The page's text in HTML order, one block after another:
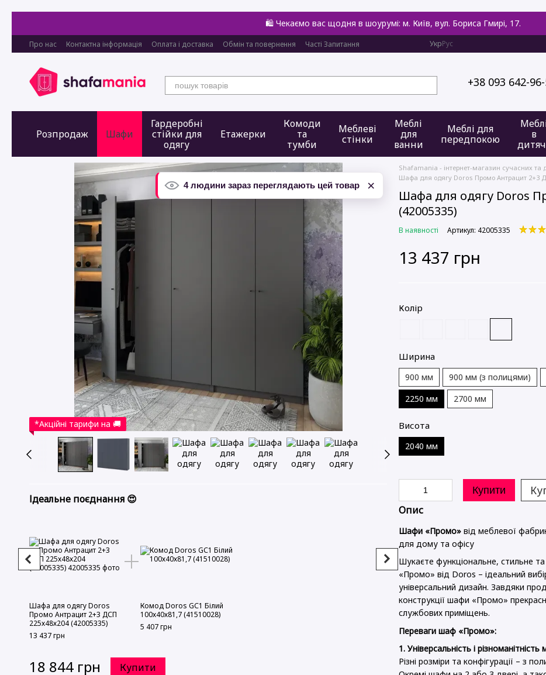
🛍️ Чекаємо вас щодня в шоурумі: м. Київ, вул. Бориса Гмирі, 17.
Про нас Контактна інформація Оплата і доставка Обмін та повернення Часті Запитання УкрРус
+38 093 642-
Розпродаж Шафи
Гардеробні
стійки для
одягу
Етажерки
Комоди
та
тумби
Меблеві
стінки
Меблі
для
ванни
Меблі для
передпокою
в
*Акційні тарифи на 🚚
Ідеальне поєднання 😍
Шафа для одягу Doros
Промо Антрацит 2+3 ДСП
225х48х204 (42005335)
13 437 грн
Комод Doros GС1 Білий
100х40х81,7 (41510028)
5 407 грн
18 844 грн Купити
Ідеальне поєднання 😍
Шафа для одягу Doros
Промо Антрацит 2+3 ДСП
13 437 грн
Комод Doros
18 402 грн Купити
4 людини зараз переглядають цей товар ×
Shafamania - інтернет-магазин сучасних та
Шафа для одягу Doros Промо Антрацит 2+3
Шафа для одягу Doros
(42005335)
В наявності Артикул: 42005335
13 437 грн
Колір
Ширина
900 мм 900 мм (з полицями)
2250 мм
2700 мм
Висота
2040 мм
Купити
Опис
Шафи «Промо» від меблевої
для дому та офісу
Шукаєте функціональне, стильне
«Промо» від Doros – ідеальний
універсальний дизайн. Завдяки
конструкції шафи «Промо»
службових приміщень.
Переваги шаф «Промо»:
1. Універсальність і
Різні розміри та конфігурації – з